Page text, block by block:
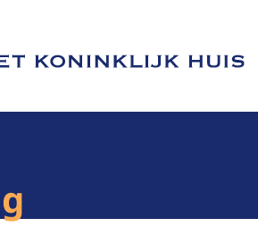
van Het Koninklijk Huis